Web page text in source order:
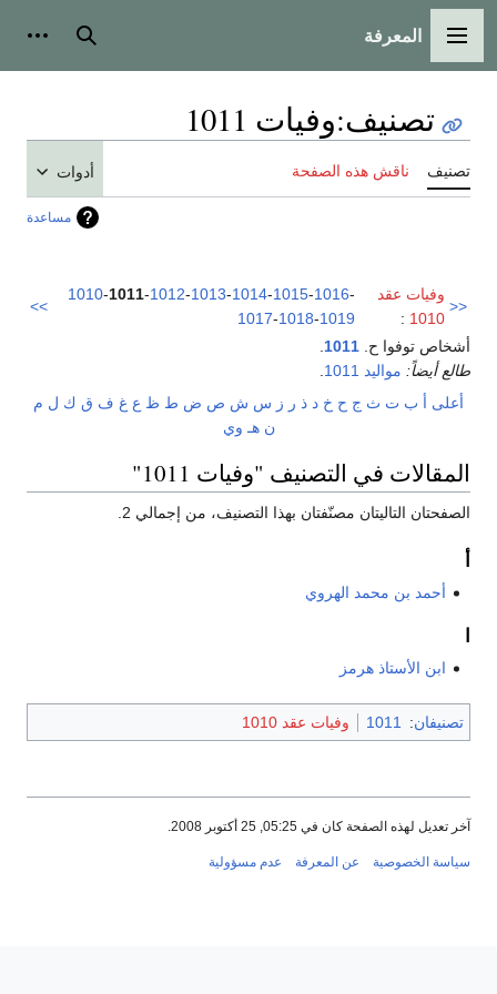
القائمة الرئيسية
المعرفة بحث
تصنيف:وفيات 1011
تصنيف ناقش هذه الصفحة أدوات
مساعدة
<<
وفيات عقد
1010
:
1010-1011-1012-1013-1014-1015-1016-
1017-1018-1019
>>
أشخاص توفوا ح. 1011
طالع أيضاً: مواليد 1011
أعلى أ ب ت ث ج ح خ د ذ ر ز س ش ص ض ط ظ ع غ ف ق ك ل م
ن هـ وي
المقالات في التصنيف "وفيات 1011"
الصفحتان التاليتان مصنّفتان بهذا التصنيف، من إجمالي 2.
أحمد بن محمد الهروي
ابن الأستاذ هرمز
تصنيفان:
1011 وفيات عقد 1010
آخر تعديل لهذه الصفحة كان في 05:25, 25 أكتوبر 2008.
سياسة الخصوصية عن المعرفة عدم مسؤولية